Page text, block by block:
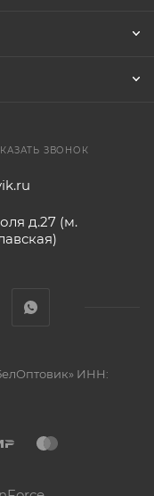
ЗВОНОК
д.27 (м.
ИНН: